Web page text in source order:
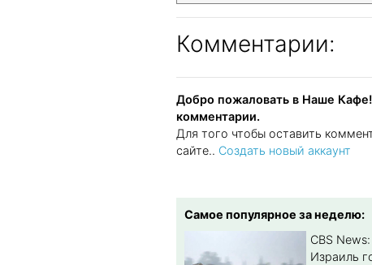
Комментарии:
Добро пожаловать в Наше Кафе!
комментарии.
Для того чтобы оставить
сайте.. Создать новый аккаунт
Самое популярное за неделю:
CBS
Израиль